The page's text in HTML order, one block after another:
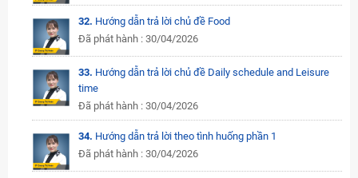
32. Hướng dẫn trả lời chủ đề Food
Đã phát hành : 30/04/2026
33. Hướng dẫn trả lời chủ đề Daily schedule and Leisure
time
Đã phát hành : 30/04/2026
34. Hướng dẫn trả lời theo tình huống phần 1
Đã phát hành : 30/04/2026